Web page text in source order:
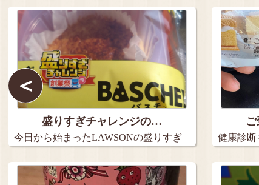
＜
盛りすぎチャレンジの…
今日から始まったLAWSONの盛りすぎ
健康診